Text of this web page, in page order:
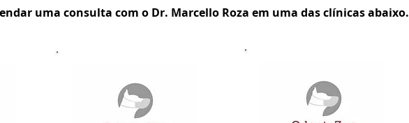
uma consulta com o Dr. Marcello Roza em uma das clínicas abaixo.